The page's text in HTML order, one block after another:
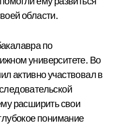
области.
по
университете. Во
активно участвовал в
расширить свои
понимание